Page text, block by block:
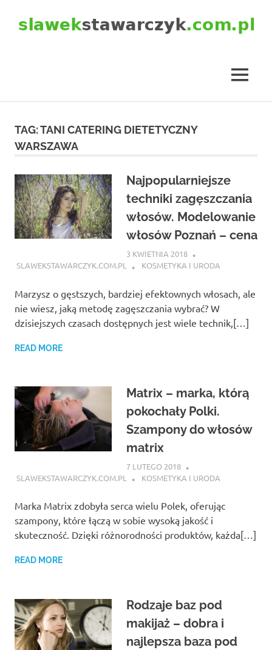
MENU
TAG:TANI CATERING DIETETYCZNY
WARSZAWA
Najpopularniejsze
techniki zagęszczania
włosów. Modelowanie
włosów Poznań – cena
3 KWIETNIA 2018
SLAWEKSTAWARCZYK.COM.PL
KOSMETYKA I URODA
Marzysz o gęstszych, bardziej efektownych włosach, ale
nie wiesz, jaką metodę zagęszczania wybrać? W
dzisiejszych czasach dostępnych jest wiele technik,[…]
READ MORE
Matrix – marka, którą
pokochały Polki.
Szampony do włosów
matrix
7 LUTEGO 2018
SLAWEKSTAWARCZYK.COM.PL
KOSMETYKA I URODA
Marka Matrix zdobyła serca wielu Polek, oferując
szampony, które łączą w sobie wysoką jakość i
skuteczność. Dzięki różnorodności produktów, każda[…]
READ MORE
Rodzaje baz pod
makijaż – dobra i
najlepsza baza pod